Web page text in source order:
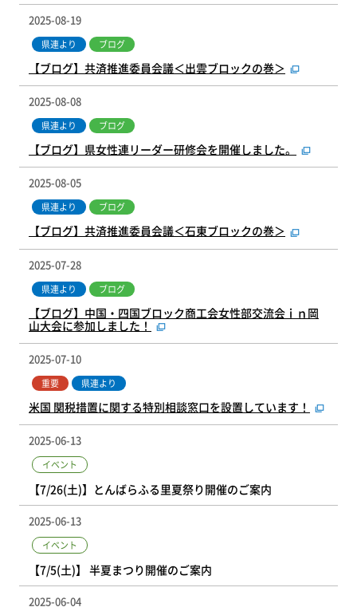
2025-08-19
県連より ブログ
【ブログ】共済推進委員会議＜出雲ブロックの巻＞
2025-08-08
県連より ブログ
【ブログ】県女性連リーダー研修会を開催しました。
2025-08-05
県連より ブログ
【ブログ】共済推進委員会議＜石東ブロックの巻＞
2025-07-28
県連より ブログ
【ブログ】中国・四国ブロック商工会女性部交流会ｉｎ岡
山大会に参加しました！
2025-07-10
重要 県連より
米国 関税措置に関する特別相談窓口を設置しています！
2025-06-13
イベント
【7/26(土)】とんばらふる里夏祭り開催のご案内
2025-06-13
イベント
【7/5(土)】 半夏まつり開催のご案内
2025-06-04